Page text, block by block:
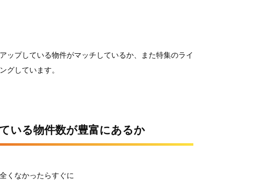
ップしている物件がマッチしているか、また特集のライ
グしています。
いる物件数が豊富にあるか
くなかったらすぐに